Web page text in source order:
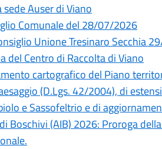
Auser di Viano
Comunale del 28/07/2026
Unione Tresinaro Secchia
del Centro di Raccolta di Viano
cartografico del Piano
(D.Lgs. 42/2004), di
e Sassofeltrio e di aggiornamen
Boschivi (AIB) 2026: Proroga